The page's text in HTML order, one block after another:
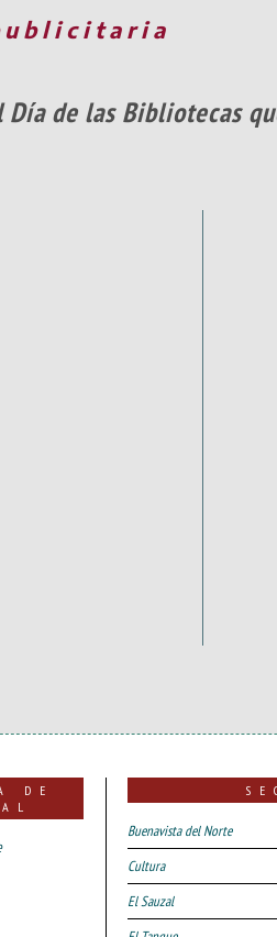
de las Bibliotecas
DE
Buenavista del Norte
Cultura
El Sauzal